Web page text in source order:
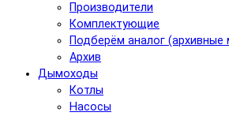
Производители
Комплектующие
Подберём аналог (архивные
Архив
Дымоходы
Котлы
Насосы